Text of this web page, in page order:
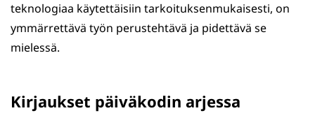
teknologiaa käytettäisiin tarkoituksenmukaisesti, on
ymmärrettävä työn perustehtävä ja pidettävä se
mielessä.
Kirjaukset päiväkodin arjessa